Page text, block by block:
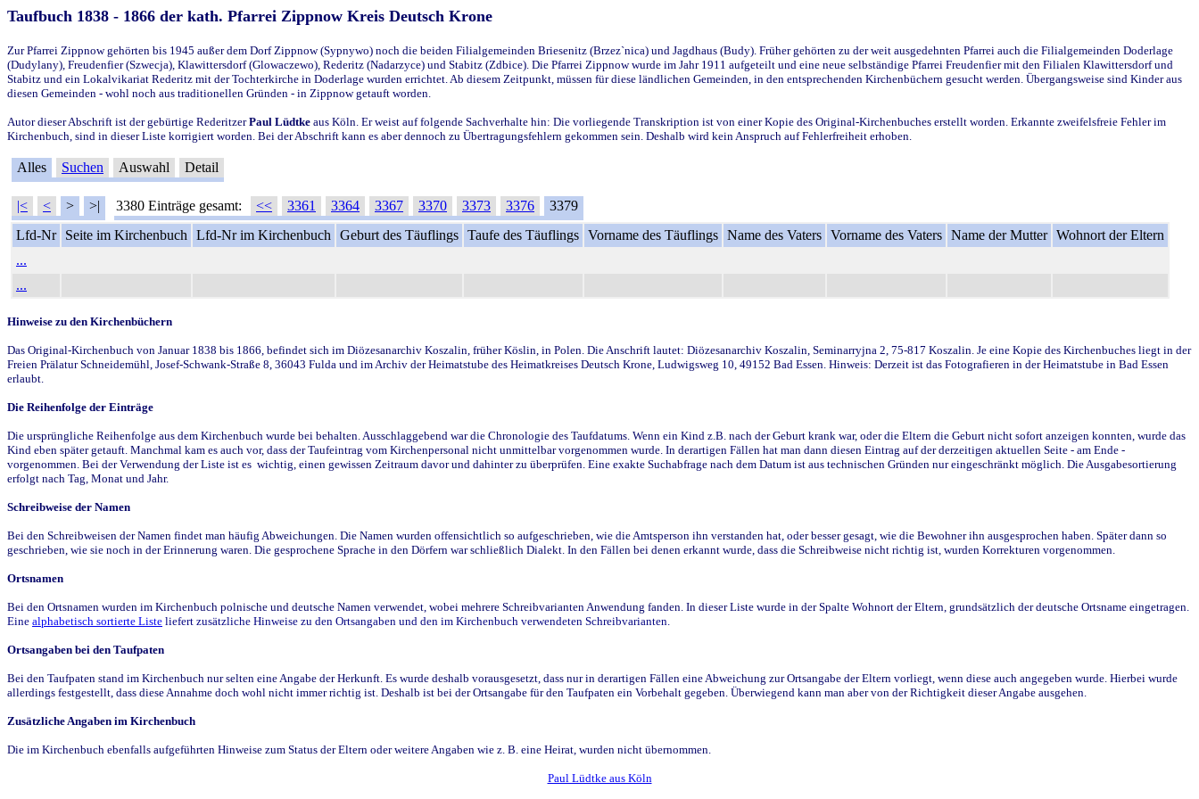
Taufbuch 1838 - 1866 der kath. Pfarrei Zippnow Kreis Deutsch Krone
Zur Pfarrei Zippnow gehörten bis 1945 außer dem Dorf Zippnow (Sypnywo) noch die beiden Filialgemeinden Briesenitz (Brzez`nica) und Jagdhaus (Budy). Früher gehörten zu der weit ausgedehnten Pfarrei auch die Filialgemeinden Doderlage
(Dudylany), Freudenfier (Szwecja), Klawittersdorf (Glowaczewo), Rederitz (Nadarzyce) und Stabitz (Zdbice). Die Pfarrei Zippnow wurde im Jahr 1911 aufgeteilt und eine neue selbständige Pfarrei Freudenfier mit den Filialen Klawittersdorf und
Stabitz und ein Lokalvikariat Rederitz mit der Tochterkirche in Doderlage wurden errichtet. Ab diesem Zeitpunkt, müssen für diese ländlichen Gemeinden, in den entsprechenden Kirchenbüchern gesucht werden. Übergangsweise sind Kinder aus
diesen Gemeinden - wohl noch aus traditionellen Gründen - in Zippnow getauft worden.
Autor dieser Abschrift ist der gebürtige RederitzerPaul Lüdtke aus Köln. Er weist auf folgende Sachverhalte hin: Die vorliegende Transkription ist von einer Kopie des Original-Kirchenbuches erstellt worden. Erkannte zweifelsfreie Fehler im
Kirchenbuch, sind in dieser Liste korrigiert worden. Bei der Abschrift kann es aber dennoch zu Übertragungsfehlern gekommen sein. Deshalb wird kein Anspruch auf Fehlerfreiheit erhoben.
Alles Suchen Auswahl Detail
|< < > >| 3380 Einträge gesamt: << 3361 3364 3367 3370 3373 3376
3379
Lfd-Nr
Seite im Kirchenbuch Lfd-Nr im Kirchenbuch Geburt des Täuflings Taufe des Täuflings Vorname des Täuflings Name des Vaters Vorname des Vaters Name der Mutter Wohnort der Eltern
...
...
Hinweise zu den Kirchenbüchern
Das Original-Kirchenbuch von Januar 1838 bis 1866, befindet sich im Diözesanarchiv Koszalin, früher Köslin, in Polen. Die Anschrift lautet: Diözesanarchiv Koszalin, Seminarryjna 2, 75-817 Koszalin. Je eine Kopie des Kirchenbuches liegt in der
Freien Prälatur Schneidemühl, Josef-Schwank-Straße 8, 36043 Fulda und im Archiv der Heimatstube des Heimatkreises Deutsch Krone, Ludwigsweg 10, 49152 Bad Essen. Hinweis: Derzeit ist das Fotografieren in der Heimatstube in Bad Essen
erlaubt.
Die Reihenfolge der Einträge
Die ursprüngliche Reihenfolge aus dem Kirchenbuch wurde bei behalten. Ausschlaggebend war die Chronologie des Taufdatums. Wenn ein Kind z.B. nach der Geburt krank war, oder die Eltern die Geburt nicht sofort anzeigen konnten, wurde das
Kind eben später getauft. Manchmal kam es auch vor, dass der Taufeintrag vom Kirchenpersonal nicht unmittelbar vorgenommen wurde. In derartigen Fällen hat man dann diesen Eintrag auf der derzeitigen aktuellen Seite - am Ende -
vorgenommen. Bei der Verwendung der Liste ist es wichtig, einen gewissen Zeitraum davor und dahinter zu überprüfen. Eine exakte Suchabfrage nach dem Datum ist aus technischen Gründen nur eingeschränkt möglich. Die Ausgabesortierung
erfolgt nach Tag, Monat und Jahr.
Schreibweise der Namen
Bei den Schreibweisen der Namen findet man häufig Abweichungen. Die Namen wurden offensichtlich so aufgeschrieben, wie die Amtsperson ihn verstanden hat, oder besser gesagt, wie die Bewohner ihn ausgesprochen haben. Später dann so
geschrieben, wie sie noch in der Erinnerung waren. Die gesprochene Sprache in den Dörfern war schließlich Dialekt. In den Fällen bei denen erkannt wurde, dass die Schreibweise nicht richtig ist, wurden Korrekturen vorgenommen.
Ortsnamen
Bei den Ortsnamen wurden im Kirchenbuch polnische und deutsche Namen verwendet, wobei mehrere Schreibvarianten Anwendung fanden. In dieser Liste wurde in der Spalte Wohnort der Eltern, grundsätzlich der deutsche Ortsname eingetragen.
Eine alphabetisch sortierte Liste liefert zusätzliche Hinweise zu den Ortsangaben und den im Kirchenbuch verwendeten Schreibvarianten.
Ortsangaben bei den Taufpaten
Bei den Taufpaten stand im Kirchenbuch nur selten eine Angabe der Herkunft. Es wurde deshalb vorausgesetzt, dass nur in derartigen Fällen eine Abweichung zur Ortsangabe der Eltern vorliegt, wenn diese auch angegeben wurde. Hierbei wurde
allerdings festgestellt, dass diese Annahme doch wohl nicht immer richtig ist. Deshalb ist bei der Ortsangabe für den Taufpaten ein Vorbehalt gegeben. Überwiegend kann man aber von der Richtigkeit dieser Angabe ausgehen.
Zusätzliche Angaben im Kirchenbuch
Die im Kirchenbuch ebenfalls aufgeführten Hinweise zum Status der Eltern oder weitere Angaben wie z. B. eine Heirat, wurden nicht übernommen.
Paul Lüdtke aus Köln